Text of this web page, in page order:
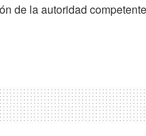
de la autoridad